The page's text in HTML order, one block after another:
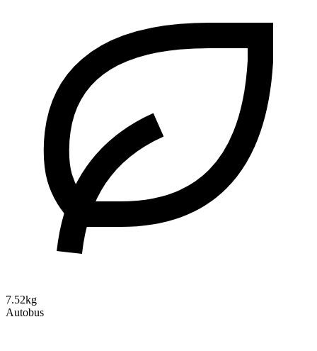
7.52kg
Autobus